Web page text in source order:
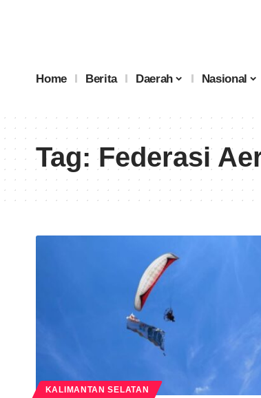
Home Berita Daerah Nasional
Tag:Federasi
KALIMANTAN SELATAN